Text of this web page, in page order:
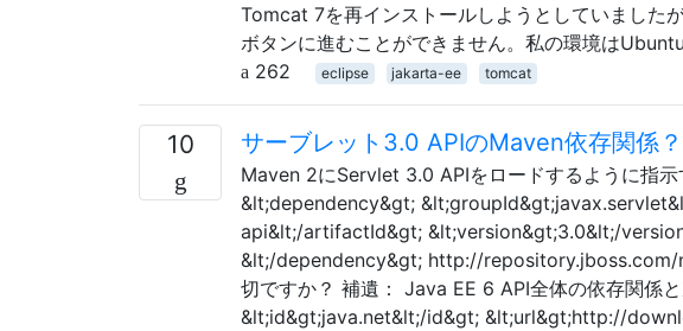
Tomcat 7を再インストールしようとしていました
ボタンに進むことができません。私の環境は
262
eclipse jakarta-ee tomcat
10 サーブレット3.0 APIのMaven依存関係？
Maven 2にServlet 3.0 APIをロードするように指
&lt;dependency&gt;
api&lt;/artifactId&gt; &lt;version&gt;3.0&lt;/
&lt;/dependency&gt; http://repository.jboss.com/
切ですか？ 補遺： Java EE 6 API全体の依存関係
&lt;id&gt;java.net&lt;/id&gt; &lt;url&gt;http://